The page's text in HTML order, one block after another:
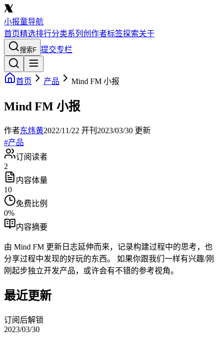
小报童导航
首页精选排行分类系列 创作者标签探索关于
搜索F 提交专栏
首页 产品 Mind FM 小报
Mind FM 小报
作者东炜黄2022/11/22 开刊 2023/03/30 更新
#产品
订阅读者
2
内容体量
10
免费比例
0%
内容摘要
由 Mind FM 更新日志延伸而来，记录构建过程中的思考，也
分享过程中发现的好玩的东西。 如果你跟我们一样有兴趣/刚
刚起步独立开发产品，或许会有不错的参考视角。
最近更新
订阅后解锁
2023/03/30